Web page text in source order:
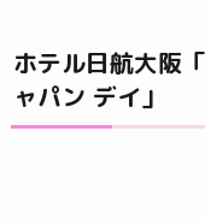
ホテル日航大阪
ャパン デイ」